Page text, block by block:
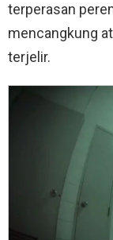
terperasan
mencangkung
terjelir.